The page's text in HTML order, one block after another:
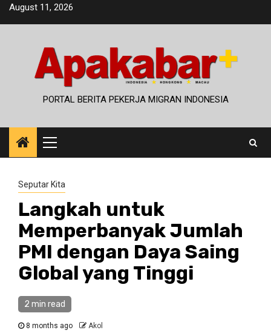
SkipAugust 11, 2026
PORTAL BERITA PEKERJA MIGRAN INDONESIA
Primary
Menu
Seputar Kita
Langkah untuk
Memperbanyak Jumlah
PMI dengan Daya Saing
Global yang Tinggi
2 min read
8 months ago Akol